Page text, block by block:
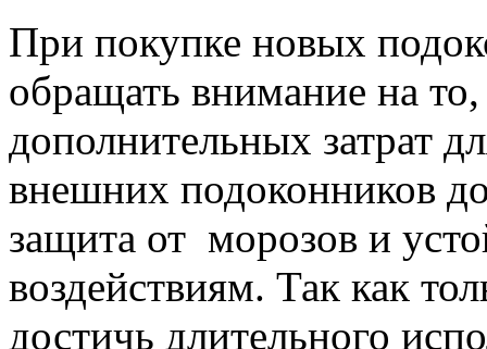
При покупке новых
обращать внимание на
дополнительных затрат
внешних подоконников
защита от морозов и
воздействиям. Так как
достичь длительного